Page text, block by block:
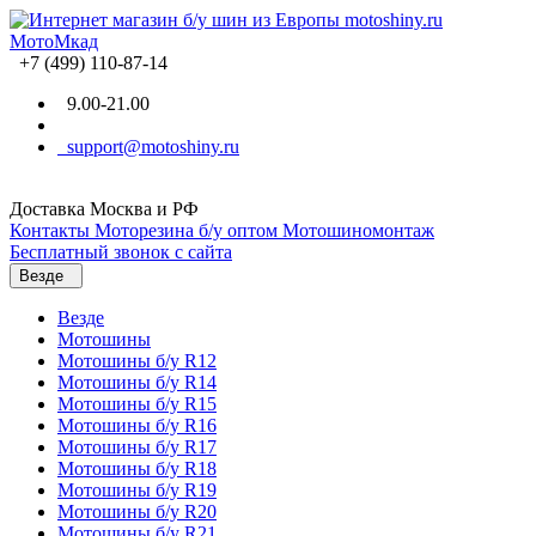
+7 (499) 110-87-14
9.00-21.00
support@motoshiny.ru
Доставка Москва и РФ
Контакты Моторезина б/у оптом Мотошиномонтаж
Бесплатный звонок с сайта
Везде
Везде
Мотошины
Мотошины б/у R12
Мотошины б/у R14
Мотошины б/у R15
Мотошины б/у R16
Мотошины б/у R17
Мотошины б/у R18
Мотошины б/у R19
Мотошины б/у R20